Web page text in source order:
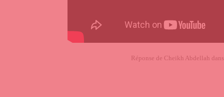
Réponse de Cheikh Abdellah